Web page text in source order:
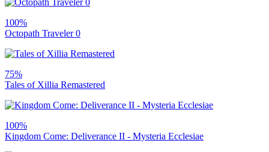
100%
Octopath Traveler 0
75%
Tales of Xillia Remastered
100%
Kingdom Come: Deliverance II - Mysteria Ecclesiae